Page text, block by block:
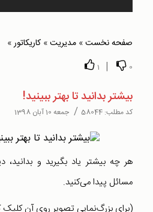
صفحه نخست» مدیریت» کاریکاتور»
0
|
1
بیشتر بدانید تا بهتر ببینید!
کد مطلب: 58044
/ جمعه 10 آبان 1398
هر چه بیشتر یاد بگیرید و
مسائل پیدا می‌کنید.
(برای بزرگ‌نمایی تصویر روی آن کلیک